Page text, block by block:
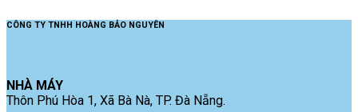
CÔNG TY TNHH HOÀNG BẢO NGUYÊN
NHÀ MÁY
Thôn Phú Hòa 1, Xã Bà Nà, TP. Đà Nẵng.